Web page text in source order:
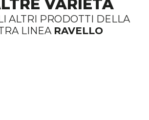
VARIETÀ
ALTRI PRODOTTI DELLA
LINEA RAVELLO